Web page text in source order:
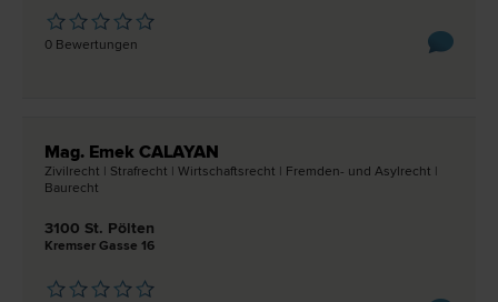
0 Bewertungen
Mag. Emek CALAYAN
Zivil­recht | Straf­recht | Wirtschafts­recht | Fremden- und Asyl­recht |
Bau­recht
3100 St. Pölten
Kremser Gasse 16